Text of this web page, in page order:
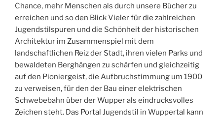
Chance, mehr Menschen als durch unsere Bücher zu
erreichen und so den Blick Vieler für die zahlreichen
Jugendstilspuren und die Schönheit der historischen
Architektur im Zusammenspiel mit dem
landschaftlichen Reiz der Stadt, ihren vielen Parks und
bewaldeten Berghängen zu schärfen und gleichzeitig
auf den Pioniergeist, die Aufbruchstimmung um 1900
zu verweisen, für den der Bau einer elektrischen
Schwebebahn über der Wupper als eindrucksvolles
Zeichen steht. Das Portal Jugendstil in Wuppertal kann